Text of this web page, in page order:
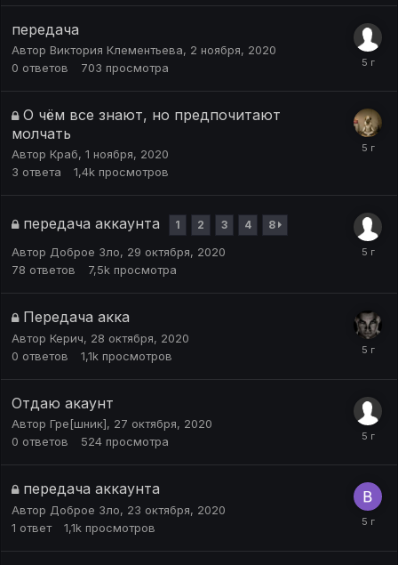
передача
Автор Виктория Клементьева, 2 ноября, 2020
0 ответов 703 просмотра
О чём все знают, но предпочитают
молчать
Автор Краб, 1 ноября, 2020
3 ответа 1,4k просмотров
передача аккаунта 1 2 3 4 8
Автор Доброе Зло, 29 октября, 2020
78 ответов 7,5k просмотра
Передача акка
Автор Керич, 28 октября, 2020
0 ответов 1,1k просмотров
Отдаю акаунт
Автор Гре[шник], 27 октября, 2020
0 ответов 524 просмотра
передача аккаунта
Автор Доброе Зло, 23 октября, 2020
1 ответ 1,1k просмотров